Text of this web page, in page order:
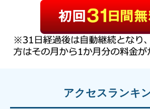
アクセスランキ